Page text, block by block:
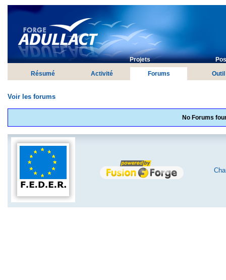
Projets
Résumé Activité Forums
Voir les forums
No Forums